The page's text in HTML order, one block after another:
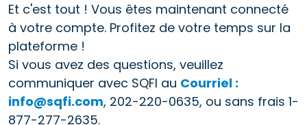
Et c'est tout ! Vous êtes maintenant connecté
à votre compte. Profitez de votre temps sur la
plateforme !
Si vous avez des questions, veuillez
communiquer avec SQFI au Courriel :
info@sqfi.com, 202-220-0635, ou sans frais 1-
877-277-2635.